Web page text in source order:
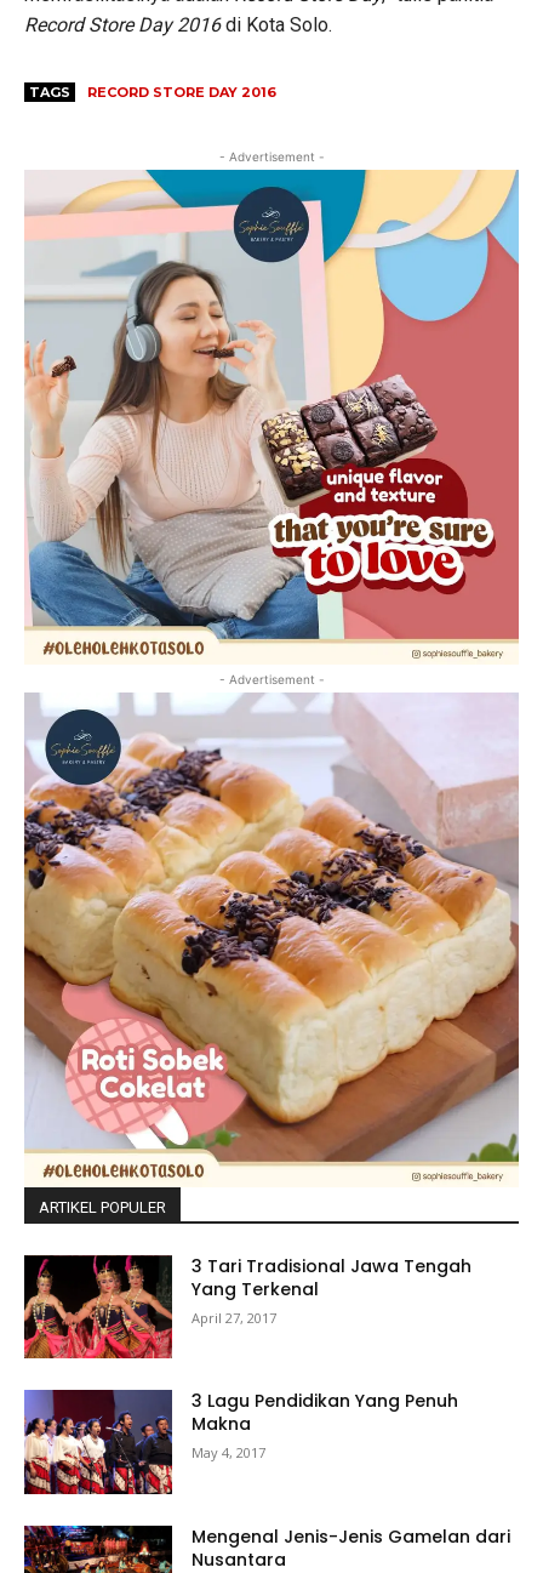
Record Store Day 2016di Kota Solo.
TAGS RECORD STORE DAY 2016
- Advertisement -
- Advertisement -
ARTIKEL POPULER
3 Tari Tradisional Jawa Tengah
Yang Terkenal
April 27, 2017
3 Lagu Pendidikan Yang Penuh
Makna
May 4, 2017
Mengenal Jenis-Jenis Gamelan dari
Nusantara